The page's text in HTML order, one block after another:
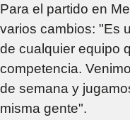
Para el partido en
varios cambios: "Es
de cualquier equipo
competencia.
de semana y
misma gente".